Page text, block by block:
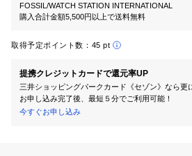
FOSSIL/WATCH STATION INTERNATIONAL
購入合計金額5,500円以上で送料無料
取得予定ポイント数： 45 pt
提携クレジットカードで還元率UP
三井ショッピングパークカード《セゾン》なら更
お申し込み完了後、最短５分でご利用可能！
今すぐお申し込み